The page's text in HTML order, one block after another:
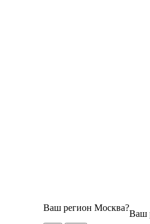
Ваш
Ваш регион Москва?